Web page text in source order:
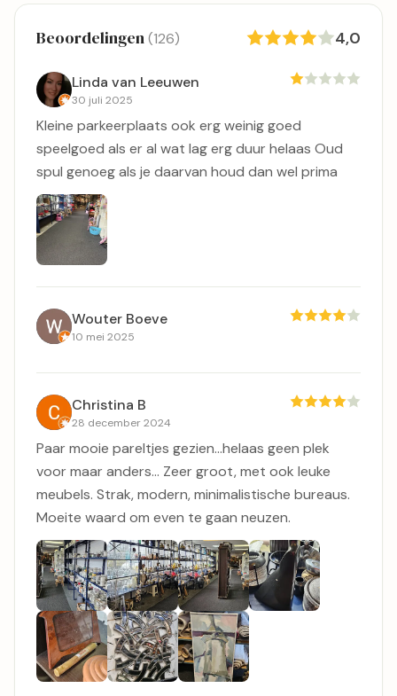
Beoordelingen(126) 4,0
Linda van Leeuwen
30 juli 2025
Kleine parkeerplaats ook erg weinig goed
speelgoed als er al wat lag erg duur helaas Oud
spul genoeg als je daarvan houd dan wel prima
Wouter Boeve
10 mei 2025
Christina B
28 december 2024
Paar mooie pareltjes gezien...helaas geen plek
voor maar anders... Zeer groot, met ook leuke
meubels. Strak, modern, minimalistische bureaus.
Moeite waard om even te gaan neuzen.